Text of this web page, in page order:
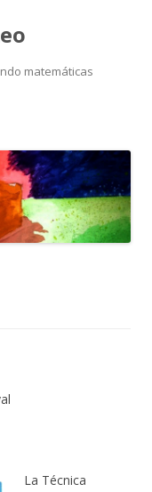
matemáticas
La Técnica